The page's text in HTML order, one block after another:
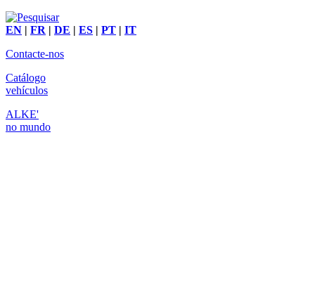
EN | FR | DE | ES | PT | IT
Contacte-nos
Catálogo
vehículos
ALKE'
no mundo